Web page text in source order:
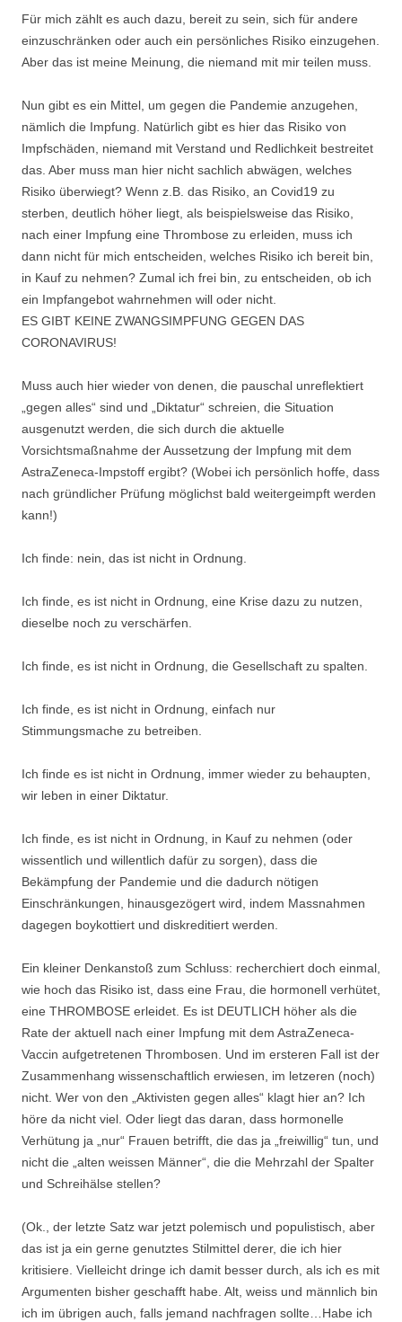
Für mich zählt es auch dazu, bereit zu sein, sich für andere
einzuschränken oder auch ein persönliches Risiko einzugehen.
Aber das ist meine Meinung, die niemand mit mir teilen muss.
Nun gibt es ein Mittel, um gegen die Pandemie anzugehen,
nämlich die Impfung. Natürlich gibt es hier das Risiko von
Impfschäden, niemand mit Verstand und Redlichkeit bestreitet
das. Aber muss man hier nicht sachlich abwägen, welches
Risiko überwiegt? Wenn z.B. das Risiko, an Covid19 zu
sterben, deutlich höher liegt, als beispielsweise das Risiko,
nach einer Impfung eine Thrombose zu erleiden, muss ich
dann nicht für mich entscheiden, welches Risiko ich bereit bin,
in Kauf zu nehmen? Zumal ich frei bin, zu entscheiden, ob ich
ein Impfangebot wahrnehmen will oder nicht.
ES GIBT KEINE ZWANGSIMPFUNG GEGEN DAS
CORONAVIRUS!
Muss auch hier wieder von denen, die pauschal unreflektiert
„gegen alles“ sind und „Diktatur“ schreien, die Situation
ausgenutzt werden, die sich durch die aktuelle
Vorsichtsmaßnahme der Aussetzung der Impfung mit dem
AstraZeneca-Impstoff ergibt? (Wobei ich persönlich hoffe, dass
nach gründlicher Prüfung möglichst bald weitergeimpft werden
kann!)
Ich finde: nein, das ist nicht in Ordnung.
Ich finde, es ist nicht in Ordnung, eine Krise dazu zu nutzen,
dieselbe noch zu verschärfen.
Ich finde, es ist nicht in Ordnung, die Gesellschaft zu spalten.
Ich finde, es ist nicht in Ordnung, einfach nur
Stimmungsmache zu betreiben.
Ich finde es ist nicht in Ordnung, immer wieder zu behaupten,
wir leben in einer Diktatur.
Ich finde, es ist nicht in Ordnung, in Kauf zu nehmen (oder
wissentlich und willentlich dafür zu sorgen), dass die
Bekämpfung der Pandemie und die dadurch nötigen
Einschränkungen, hinausgezögert wird, indem Massnahmen
dagegen boykottiert und diskreditiert werden.
Ein kleiner Denkanstoß zum Schluss: recherchiert doch einmal,
wie hoch das Risiko ist, dass eine Frau, die hormonell verhütet,
eine THROMBOSE erleidet. Es ist DEUTLICH höher als die
Rate der aktuell nach einer Impfung mit dem AstraZeneca-
Vaccin aufgetretenen Thrombosen. Und im ersteren Fall ist der
Zusammenhang wissenschaftlich erwiesen, im letzeren (noch)
nicht. Wer von den „Aktivisten gegen alles“ klagt hier an? Ich
höre da nicht viel. Oder liegt das daran, dass hormonelle
Verhütung ja „nur“ Frauen betrifft, die das ja „freiwillig“ tun, und
nicht die „alten weissen Männer“, die die Mehrzahl der Spalter
und Schreihälse stellen?
(Ok., der letzte Satz war jetzt polemisch und populistisch, aber
das ist ja ein gerne genutztes Stilmittel derer, die ich hier
kritisiere. Vielleicht dringe ich damit besser durch, als ich es mit
Argumenten bisher geschafft habe. Alt, weiss und männlich bin
ich im übrigen auch, falls jemand nachfragen sollte…Habe ich